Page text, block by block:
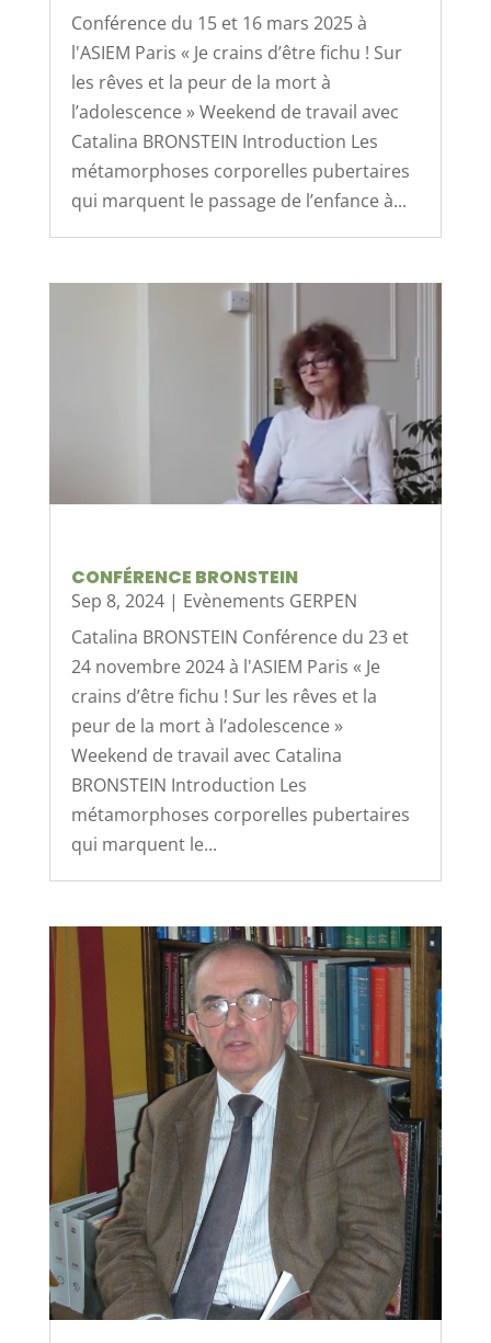
Conférence du 15 et 16 mars 2025 à
l'ASIEM Paris « Je crains d’être fichu ! Sur
les rêves et la peur de la mort à
l’adolescence » Weekend de travail avec
Catalina BRONSTEIN Introduction Les
métamorphoses corporelles pubertaires
qui marquent le passage de l’enfance à...
CONFÉRENCE BRONSTEIN
Sep 8, 2024| Evènements GERPEN
Catalina BRONSTEIN Conférence du 23 et
24 novembre 2024 à l'ASIEM Paris « Je
crains d’être fichu ! Sur les rêves et la
peur de la mort à l’adolescence »
Weekend de travail avec Catalina
BRONSTEIN Introduction Les
métamorphoses corporelles pubertaires
qui marquent le...